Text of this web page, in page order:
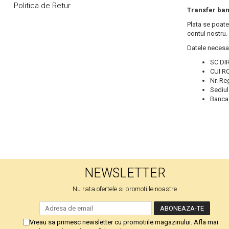
Transfer
Plata se
contul nostru.
Datele
SC
CUI
Nr.
Politica de Retur
NEWSLETTER
Nu rata ofertele si promotiile noastre
Vreau sa primesc newsletter cu promotiile magazinului. Afla mai